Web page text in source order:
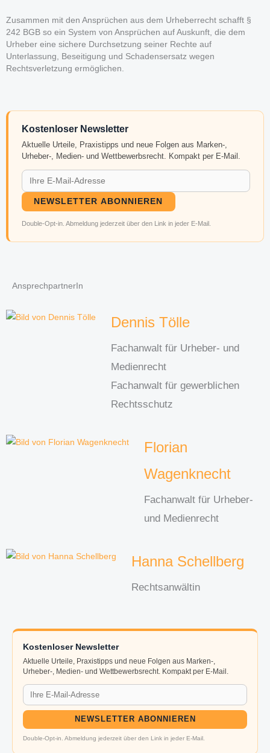
Zusammen mit den Ansprüchen aus dem Urheberrecht schafft §
242 BGB so ein System von Ansprüchen auf Auskunft, die dem
Urheber eine sichere Durchsetzung seiner Rechte auf
Unterlassung, Beseitigung und Schadensersatz wegen
Rechtsverletzung ermöglichen.
Kostenloser Newsletter
Aktuelle Urteile, Praxistipps und neue Folgen aus Marken-,
Urheber-, Medien- und Wettbewerbsrecht. Kompakt per E-Mail.
NEWSLETTER ABONNIEREN
Double-Opt-in. Abmeldung jederzeit über den Link in jeder E-Mail.
AnsprechpartnerIn
Dennis Tölle
Fachanwalt für Urheber- und
Medienrecht
Fachanwalt für gewerblichen
Rechtsschutz
Florian
Wagenknecht
Fachanwalt für Urheber-
und Medienrecht
Hanna Schellberg
Rechtsanwältin
Kostenloser Newsletter
Aktuelle Urteile, Praxistipps und neue Folgen aus Marken-,
Urheber-, Medien- und Wettbewerbsrecht. Kompakt per E-Mail.
NEWSLETTER ABONNIEREN
Double-Opt-in. Abmeldung jederzeit über den Link in jeder E-Mail.